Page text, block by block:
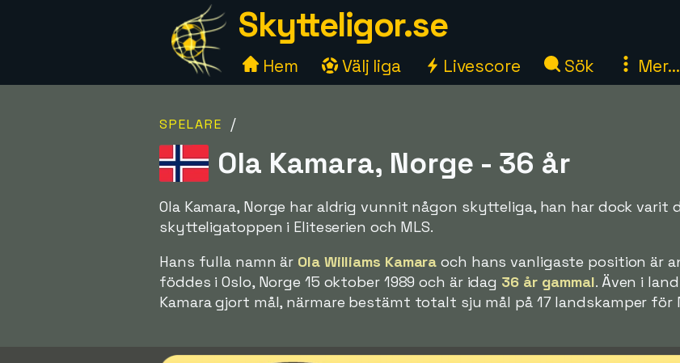
Skytteligor.se
Hem Välj liga Livescore Sök Mer...
SPELARE /
Ola Kamara, Norge - 36 år
Ola Kamara, Norge har aldrig vunnit någon skytteliga, han har dock varit
skytteligatoppen i Eliteserien och MLS.
Hans fulla namn är Ola Williams Kamara och hans vanligaste position är
föddes i Oslo, Norge 15 oktober 1989 och är idag 36 år gammal. Även i
Kamara gjort mål, närmare bestämt totalt sju mål på 17 landskamper för